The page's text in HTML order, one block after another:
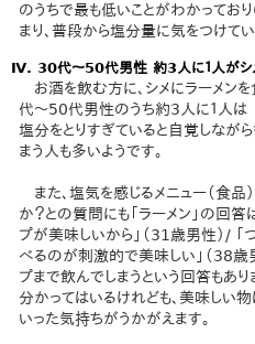
のうちで最も低いことがわかってお
まり、普段から塩分量に気をつけてい
Ⅳ. 30代～50代男性 約3人に１人がシ
お酒を飲む方に、シメにラーメン
代～50代男性のうち約3人に１人は
塩分をとりすぎていると自覚しなが
まう人も多いようです。
また、塩気を感じるメニュー（食品
か？との質問にも「ラーメン」の回答
プが美味しいから」（31歳男性）/
べるのが刺激的で美味しい」（38歳
プまで飲んでしまうという回答もあり
分かってはいるけれども、美味しい
いった気持ちがうかがえます。